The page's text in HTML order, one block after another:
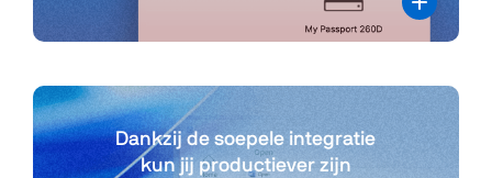
Dankzij de soepele integratie
kun jij productiever zijn